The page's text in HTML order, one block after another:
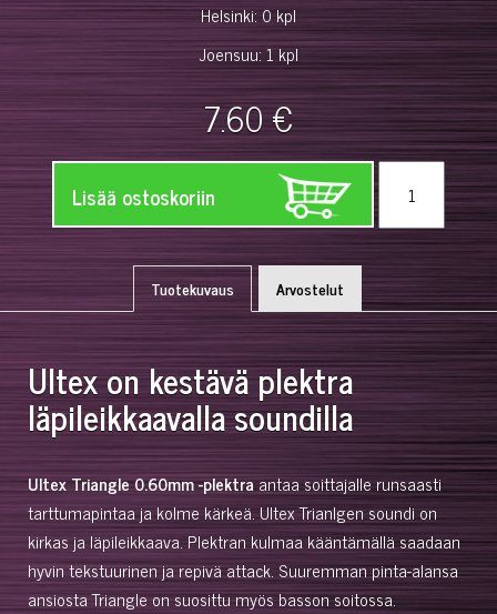
Helsinki: 0 kpl
Joensuu: 1 kpl
7.60 €
Lisää ostoskoriin
Tuotekuvaus Arvostelut
Ultex on kestävä plektra
läpileikkaavalla soundilla
Ultex Triangle 0.60mm -plektraantaa soittajalle runsaasti
tarttumapintaa ja kolme kärkeä. Ultex Trianlgen soundi on
kirkas ja läpileikkaava. Plektran kulmaa kääntämällä saadaan
hyvin tekstuurinen ja repivä attack. Suuremman pinta-alansa
ansiosta Triangle on suosittu myös basson soitossa.